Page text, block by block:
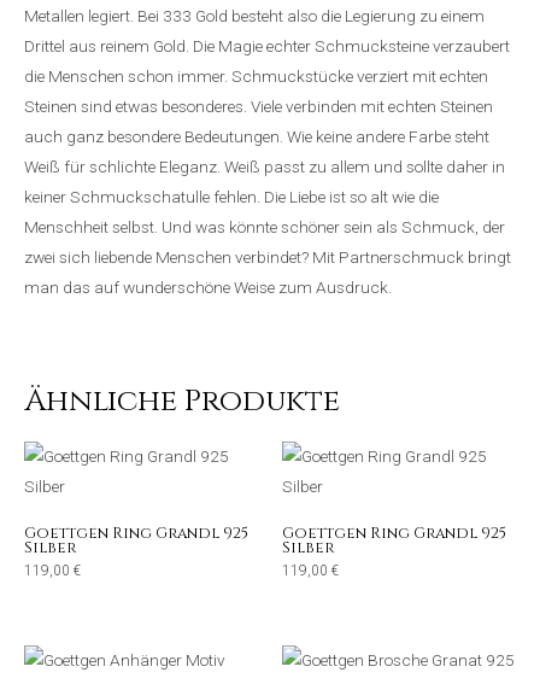
Metallen legiert. Bei 333 Gold besteht also die Legierung zu einem
Drittel aus reinem Gold. Die Magie echter Schmucksteine verzaubert
die Menschen schon immer. Schmuckstücke verziert mit echten
Steinen sind etwas besonderes. Viele verbinden mit echten Steinen
auch ganz besondere Bedeutungen. Wie keine andere Farbe steht
Weiß für schlichte Eleganz. Weiß passt zu allem und sollte daher in
keiner Schmuckschatulle fehlen. Die Liebe ist so alt wie die
Menschheit selbst. Und was könnte schöner sein als Schmuck, der
zwei sich liebende Menschen verbindet? Mit Partnerschmuck bringt
man das auf wunderschöne Weise zum Ausdruck.
Ähnliche Produkte
Goettgen Ring Grandl 925
Silber
119,00 €
Goettgen Ring Grandl 925
Silber
119,00 €